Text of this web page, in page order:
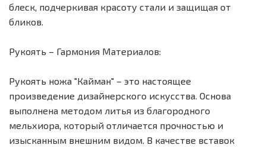
блеск, подчеркивая красоту стали и защищая от
бликов.
Рукоять – Гармония Материалов:
Рукоять ножа "Кайман" – это настоящее
произведение дизайнерского искусства. Основа
выполнена методом литья из благородного
мельхиора, который отличается прочностью и
изысканным внешним видом. В качестве вставок